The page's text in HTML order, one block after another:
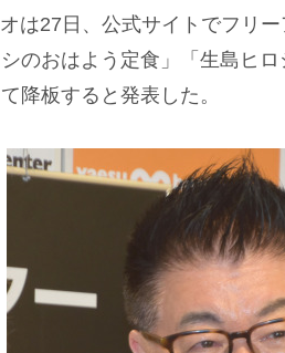
は27日、公式サイトでフリー
シのおはよう定食」「生島ヒ
降板すると発表した。